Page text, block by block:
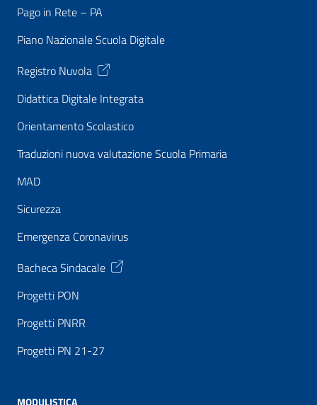
Pago in Rete – PA
Piano Nazionale Scuola Digitale
Registro Nuvola
Didattica Digitale Integrata
Orientamento Scolastico
Traduzioni nuova valutazione Scuola Primaria
MAD
Sicurezza
Emergenza Coronavirus
Bacheca Sindacale
Progetti PON
Progetti PNRR
Progetti PN 21-27
MODULISTICA